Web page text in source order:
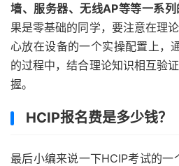
墙、服务器、无线AP等等一系列
果是零基础的同学，要注意在理
心放在设备的一个实操配置上，
的过程中，结合理论知识相互验
握。
HCIP报名费是多少钱？
最后小编来说一下HCIP考试的一